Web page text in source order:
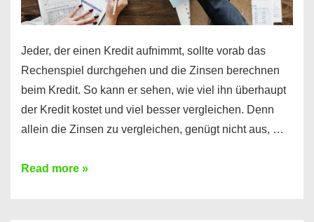
Jeder, der einen Kredit aufnimmt, sollte vorab das
Rechenspiel durchgehen und die Zinsen berechnen
beim Kredit. So kann er sehen, wie viel ihn überhaupt
der Kredit kostet und viel besser vergleichen. Denn
allein die Zinsen zu vergleichen, genügt nicht aus, …
Ganz
Read more »